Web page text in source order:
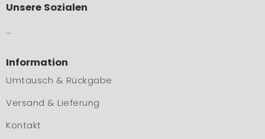
Unsere Sozialen
…
Information
Umtausch & Rückgabe
Versand & Lieferung
Kontakt